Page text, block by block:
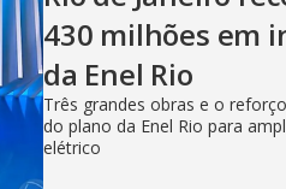
o
430 milhões em
da Enel Rio
Três grandes obras e o
do plano da Enel Rio para
elétrico